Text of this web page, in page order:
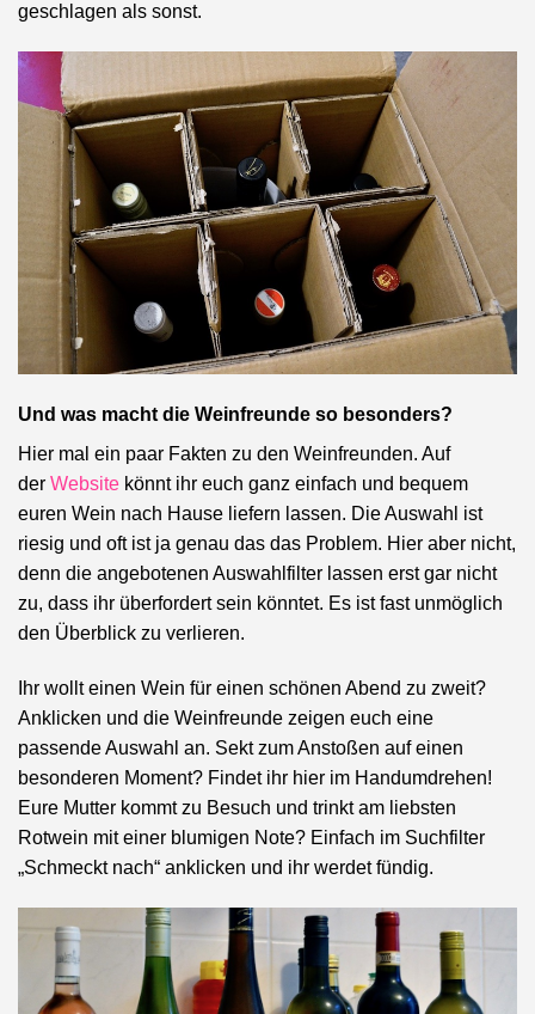
geschlagen als sonst.
Und was macht die Weinfreunde so besonders?
Hier mal ein paar Fakten zu den Weinfreunden. Auf
der Website könnt ihr euch ganz einfach und bequem
euren Wein nach Hause liefern lassen. Die Auswahl ist
riesig und oft ist ja genau das das Problem. Hier aber nicht,
denn die angebotenen Auswahlfilter lassen erst gar nicht
zu, dass ihr überfordert sein könntet. Es ist fast unmöglich
den Überblick zu verlieren.
Ihr wollt einen Wein für einen schönen Abend zu zweit?
Anklicken und die Weinfreunde zeigen euch eine
passende Auswahl an. Sekt zum Anstoßen auf einen
besonderen Moment? Findet ihr hier im Handumdrehen!
Eure Mutter kommt zu Besuch und trinkt am liebsten
Rotwein mit einer blumigen Note? Einfach im Suchfilter
„Schmeckt nach“ anklicken und ihr werdet fündig.